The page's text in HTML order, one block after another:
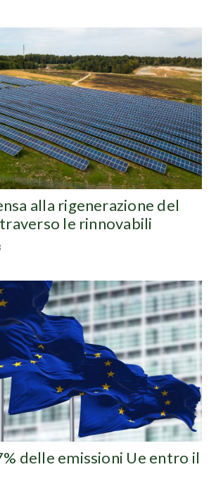
alla rigenerazione del
le rinnovabili
delle emissioni Ue entro il